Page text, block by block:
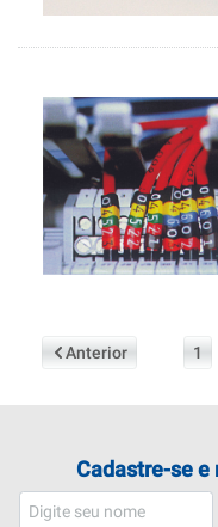
Anterior 1
Cadastre-se e